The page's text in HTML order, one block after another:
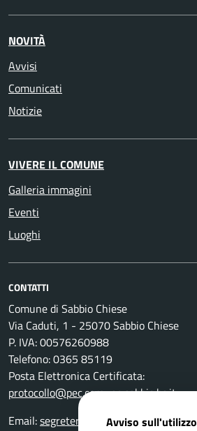
NOVITÀ
Avvisi
Comunicati
Notizie
VIVERE IL COMUNE
Galleria immagini
Eventi
Luoghi
CONTATTI
Comune di Sabbio Chiese
Via Caduti, 1 - 25070 Sabbio Chiese
P. IVA: 00576260988
Telefono: 0365 85119
Posta Elettronica Certificata:
protocollo@pec.comune.sabbio.bs.it
Email:segreteria@comune.sabbio.bs.it
Avviso sull'utilizzo